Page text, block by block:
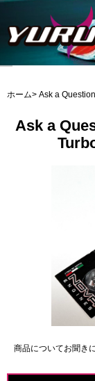
ホーム> Ask a Question
Ask a
商品についてお聞き